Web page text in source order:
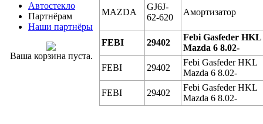
Автостекло
Партнёрам
Наши партнёры
Ваша корзина пуста.
MAZDA
GJ6J-
62-620
Амортизатор
FEBI 29402
Febi Gasfeder HKL
Mazda 6 8.02-
FEBI
29402
Febi Gasfeder HKL
Mazda 6 8.02-
FEBI
29402
Febi Gasfeder HKL
Mazda 6 8.02-